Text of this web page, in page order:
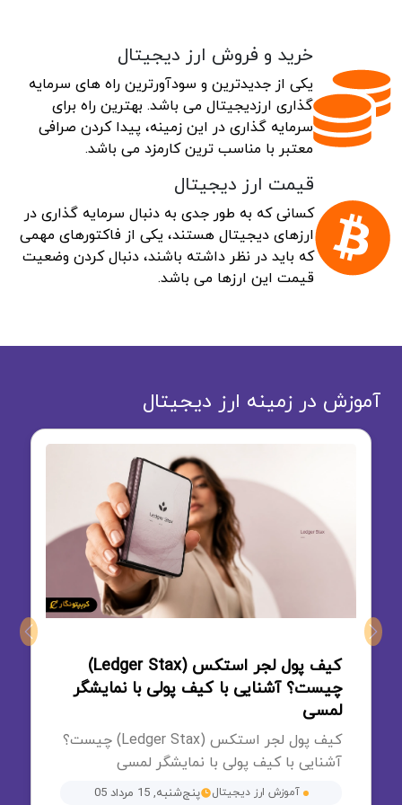
خرید و فروش ارز دیجیتال
یکی از جدیدترین و سودآورترین راه های سرمایه
گذاری ارزدیجیتال می باشد. بهترین راه برای
سرمایه گذاری در این زمینه، پیدا کردن صرافی
معتبر با مناسب ترین کارمزد می باشد.
قیمت ارز دیجیتال
کسانی که به طور جدی به دنبال سرمایه گذاری در
ارزهای دیجیتال هستند، یکی از فاکتورهای مهمی
که باید در نظر داشته باشند، دنبال کردن وضعیت
قیمت این ارزها می باشد.
آموزش در زمینه ارز دیجیتال
کیف پول لجر استکس (Ledger Stax)
چیست؟ آشنایی با کیف پولی با نمایشگر
لمسی
کیف پول لجر استکس (Ledger Stax) چیست؟
آشنایی با کیف پولی با نمایشگر لمسی
آموزش ارز دیجیتال پنج‌شنبه, 15 مرداد 05
Previous